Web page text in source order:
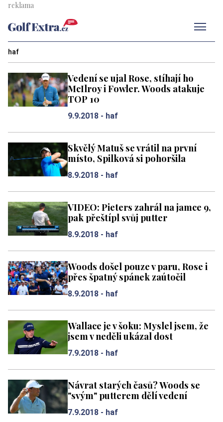
haf
Vedení se ujal Rose, stíhají ho
McIlroy i Fowler. Woods atakuje
TOP 10
9.9.2018 - haf
Skvělý Matuš se vrátil na první
místo, Spilková si pohoršila
8.9.2018 - haf
VIDEO: Pieters zahrál na jamce 9,
pak přeštípl svůj putter
8.9.2018 - haf
Woods došel pouze v paru, Rose i
přes špatný spánek zaútočil
8.9.2018 - haf
Wallace je v šoku: Myslel jsem, že
jsem v neděli ukázal dost
7.9.2018 - haf
Návrat starých časů? Woods se
"svým" putterem dělí vedení
7.9.2018 - haf